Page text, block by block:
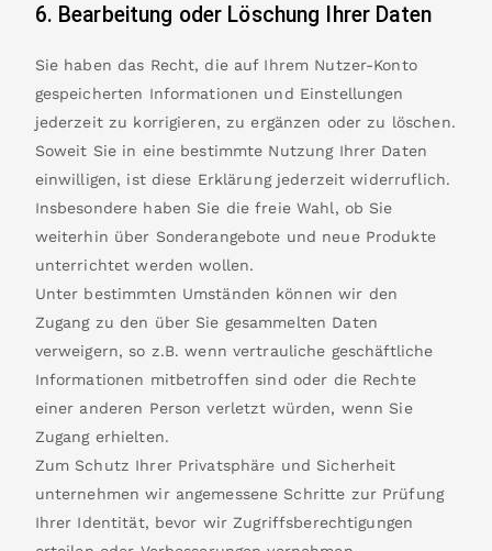
6. Bearbeitung oder Löschung Ihrer Daten
Sie haben das Recht, die auf Ihrem Nutzer-Konto
gespeicherten Informationen und Einstellungen
jederzeit zu korrigieren, zu ergänzen oder zu löschen.
Soweit Sie in eine bestimmte Nutzung Ihrer Daten
einwilligen, ist diese Erklärung jederzeit widerruflich.
Insbesondere haben Sie die freie Wahl, ob Sie
weiterhin über Sonderangebote und neue Produkte
unterrichtet werden wollen.
Unter bestimmten Umständen können wir den
Zugang zu den über Sie gesammelten Daten
verweigern, so z.B. wenn vertrauliche geschäftliche
Informationen mitbetroffen sind oder die Rechte
einer anderen Person verletzt würden, wenn Sie
Zugang erhielten.
Zum Schutz Ihrer Privatsphäre und Sicherheit
unternehmen wir angemessene Schritte zur Prüfung
Ihrer Identität, bevor wir Zugriffsberechtigungen